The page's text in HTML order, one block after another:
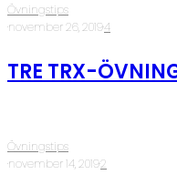
Övningstips
·november 26, 2019·4
TRE TRX-
Övningstips
·november 14, 2019·2